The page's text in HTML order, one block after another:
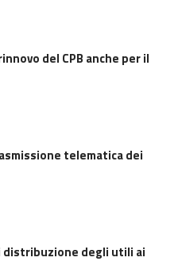
del CPB anche per il
telematica dei
distribuzione degli utili ai